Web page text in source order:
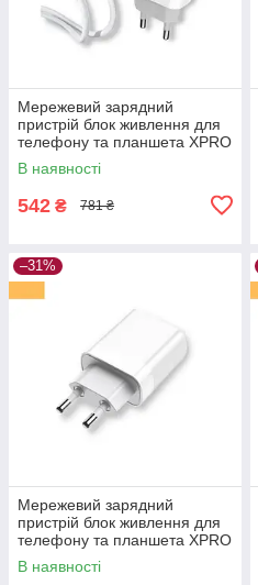
Мережевий зарядний
пристрій блок живлення для
телефону та планшета XPRO
L64 QC3.0 18W Type-C to
Type-C білий (33593-01)
В наявності
542 ₴ 781 ₴
–31%
Мережевий зарядний
пристрій блок живлення для
телефону та планшета XPRO
L91EU 25W Type-C білий
(21696-01)
В наявності